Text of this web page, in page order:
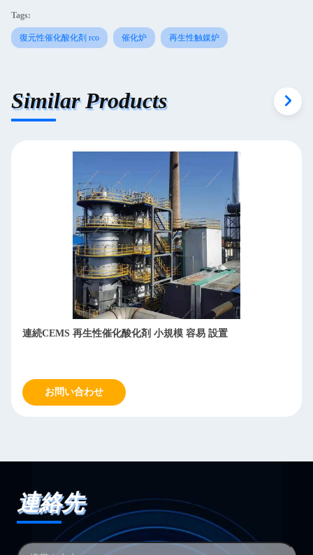
Tags:
復元性催化酸化剤 rco 催化炉 再生性触媒炉
Similar Products
高度な浄化率 熱貯蔵 催化炉 高度な熱回収率 安定した動作
お問い合わせ
連絡先